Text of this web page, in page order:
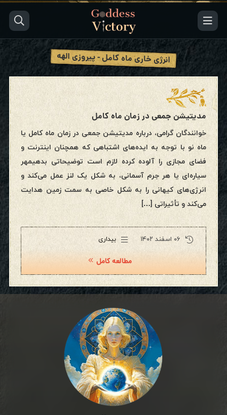
انرژی خاری ماه کامل - پیروزی الهه
مدیتیشن جمعی در زمان ماه کامل
خوانندگان گرامی، درباره مدیتیشن جمعی در زمان ماه کامل یا
ماه نو با توجه به ایده‌های اشتباهی که همچنان اینترنت و
فضای مجازی را آلوده کرده لازم است توضیحاتی بدهیمهر
سیاره‌ای یا هر جرم آسمانی، به شکل یک لنز عمل می‌کند و
انرژی‌های کیهانی را به شکل خاصی به سمت زمین هدایت
می‌کند و تأثیراتی […]
۰۶ اسفند ۱۴۰۲ بیداری
مطالعه کامل